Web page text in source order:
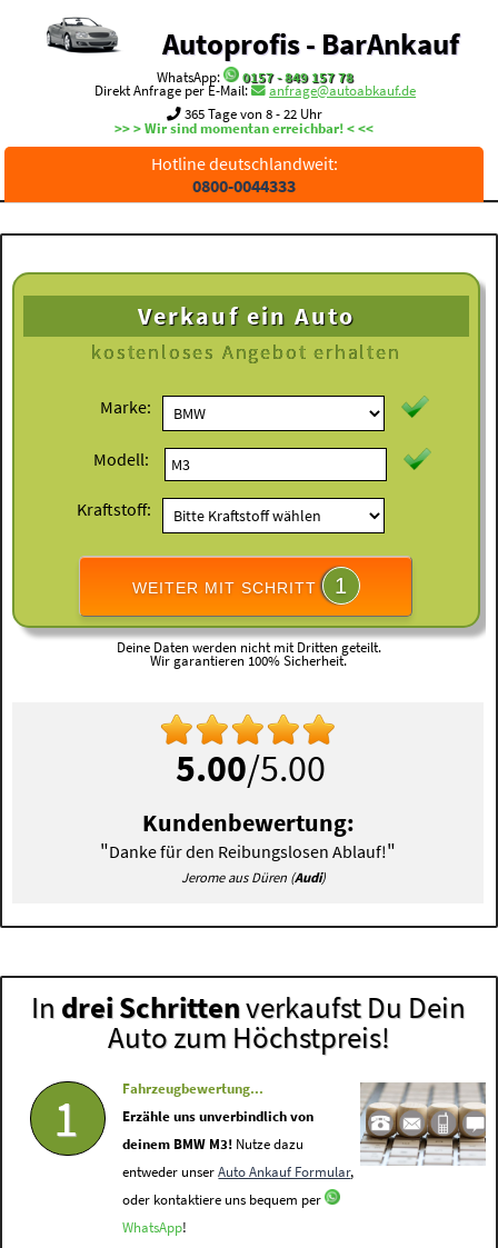
Autoprofis - BarAnkauf
WhatsApp:
0157 - 849 157 78
Direkt Anfrage per E-Mail:
anfrage@autoabkauf.de
365 Tage von 8 - 22 Uhr
>> > Wir sind momentan erreichbar! < <<
Hotline deutschlandweit:
0800-0044333
Verkauf ein Auto
kostenloses Angebot erhalten
Marke:
Modell:
Kraftstoff:
WEITER MIT SCHRITT 1
Deine Daten werden nicht mit Dritten geteilt.
Wir garantieren 100% Sicherheit.
5.00/5.00
Kundenbewertung:
"Danke für den Reibungslosen Ablauf!"
Jerome aus Düren (Audi)
In drei Schrittenverkaufst Du Dein
Auto zum Höchstpreis!
1
Fahrzeugbewertung...
Erzähle uns unverbindlich von
deinem BMW M3! Nutze dazu
entweder unserAuto Ankauf Formular,
oder kontaktiere uns bequem per
WhatsApp!